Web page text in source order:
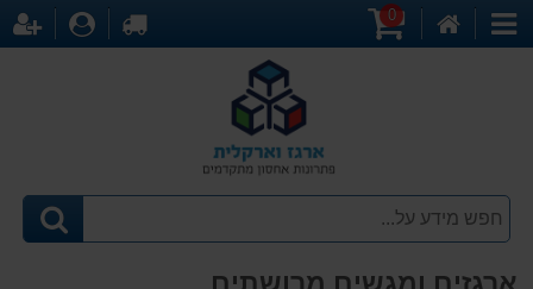
קטגוריות
0
לקופה